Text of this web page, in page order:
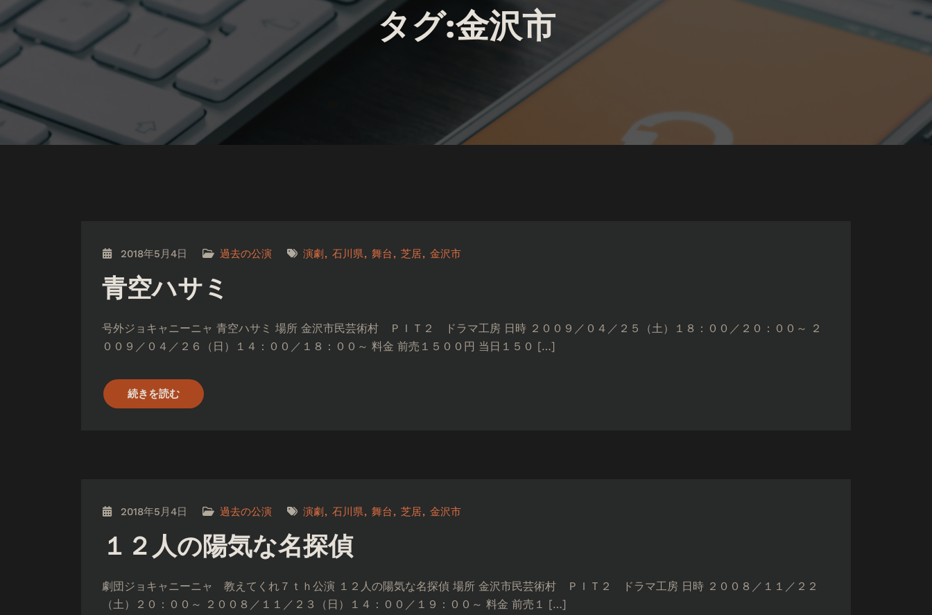
タグ:金沢市
2018年5月4日 過去の公演 演劇 石川県 舞台 芝居 金沢市
青空ハサミ
号外ジョキャニーニャ 青空ハサミ 場所 金沢市民芸術村 ＰＩＴ２ ドラマ工房 日時 ２００９／０４／２５（土）１８：００／２０：００～ ２
００９／０４／２６（日）１４：００／１８：００～ 料金 前売１５００円 当日１５０ […]
続きを読む
2018年5月4日 過去の公演 演劇 石川県 舞台 芝居 金沢市
１２人の陽気な名探偵
劇団ジョキャニーニャ 教えてくれ７ｔｈ公演 １２人の陽気な名探偵 場所 金沢市民芸術村 ＰＩＴ２ ドラマ工房 日時 ２００８／１１／２２
（土）２０：００～ ２００８／１１／２３（日）１４：００／１９：００～ 料金 前売１ […]